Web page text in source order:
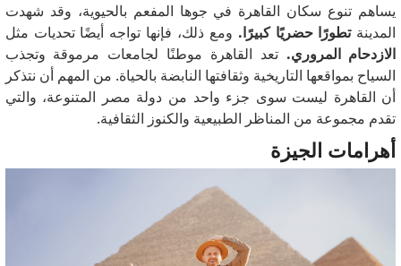
يساهم تنوع سكان القاهرة في جوها المفعم بالحيوية، وقد شهدت
المدينةتطورًا حضريًا كبيرًا. ومع ذلك، فإنها تواجه أيضًا تحديات مثل
الازدحام المروري.تعد القاهرة موطنًا لجامعات مرموقة وتجذب
السياح بمواقعها التاريخية وثقافتها النابضة بالحياة. من المهم أن نتذكر
أن القاهرة ليست سوى جزء واحد من دولة مصر المتنوعة، والتي
تقدم مجموعة من المناظر الطبيعية والكنوز الثقافية.
أهرامات الجيزة